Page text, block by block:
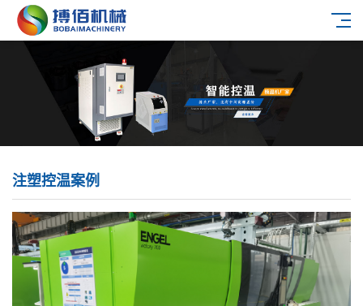
注塑控温案例